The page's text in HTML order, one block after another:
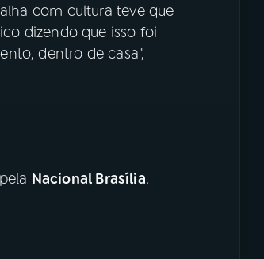
com cultura teve que
dizendo que isso foi
dentro de casa",
Nacional Brasília.